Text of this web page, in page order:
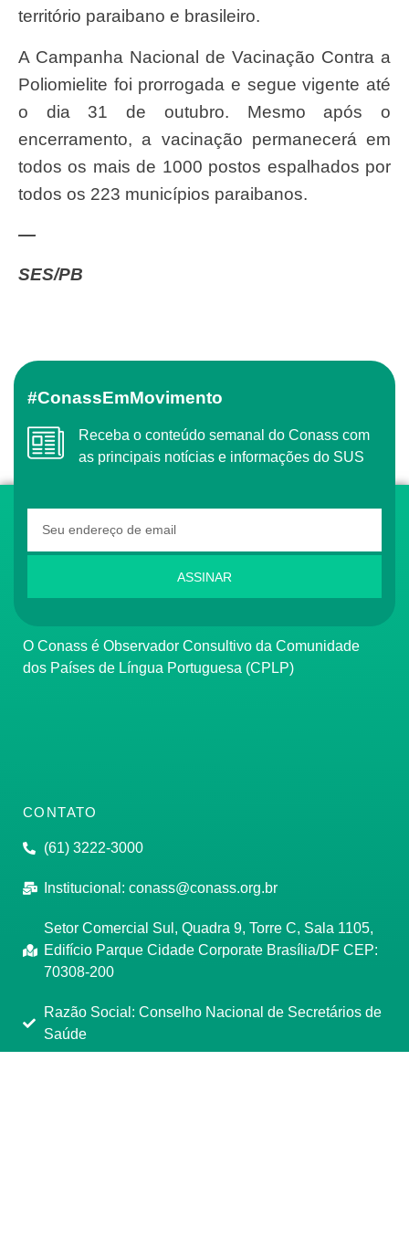
território paraibano e brasileiro.
A Campanha Nacional de Vacinação Contra a
Poliomielite foi prorrogada e segue vigente até
o dia 31 de outubro. Mesmo após o
encerramento, a vacinação permanecerá em
todos os mais de 1000 postos espalhados por
todos os 223 municípios paraibanos.
—
SES/PB
#ConassEmMovimento
Receba o conteúdo semanal do Conass com
as principais notícias e informações do SUS
ASSINAR
O Conass é Observador Consultivo da Comunidade
dos Países de Língua Portuguesa (CPLP)
CONTATO
(61) 3222-3000
Institucional: conass@conass.org.br
Setor Comercial Sul, Quadra 9, Torre C, Sala 1105,
Edifício Parque Cidade Corporate Brasília/DF CEP:
70308-200
Razão Social: Conselho Nacional de Secretários de
Saúde